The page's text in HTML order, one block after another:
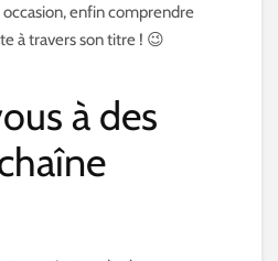
enfin comprendre
à travers son titre ! 😉
à des